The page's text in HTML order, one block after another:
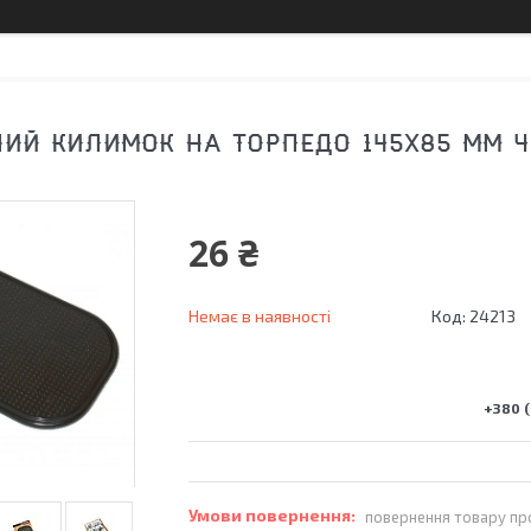
КИЛИМОК НА ТОРПЕДО 145Х85 ММ
26 ₴
Немає в наявності Код: 24213
+380
повернення товару